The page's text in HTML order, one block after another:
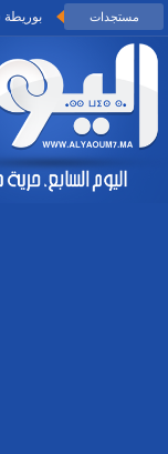
مستجدات